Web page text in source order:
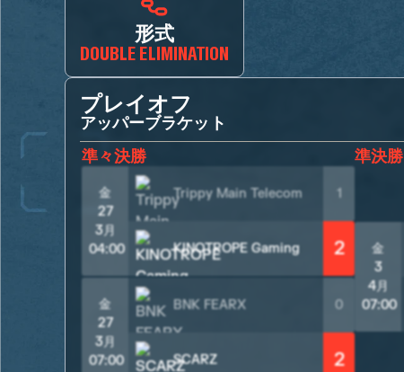
形式
DOUBLE ELIMINATION
プレイオフ
アッパーブラケット
準々決勝
金
27
3月
04:00
Trippy Main Telecom 1
KINOTROPE Gaming 2
金
27
3月
07:00
BNK FEARX 0
SCARZ 2
準決勝
金
3
4月
07:00